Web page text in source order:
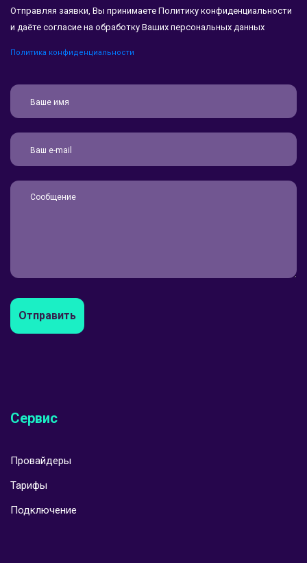
Отправляя заявки, Вы принимаете Политику конфиденциальности
и даёте согласие на обработку Ваших персональных данных
Политика конфиденциальности
Отправить
Сервис
Провайдеры
Тарифы
Подключение